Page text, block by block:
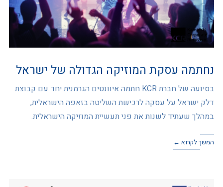
נחתמה עסקת המוזיקה הגדולה של ישראל
בסיועה של חברת KCR חתמה איוונטים הגרמנית יחד עם קבוצת
דלק ישראל על עסקה לרכישת השליטה בזאפה הישראלית,
במהלך שעתיד לשנות את פני תעשיית המוזיקה הישראלית.
המשך לקרוא ←